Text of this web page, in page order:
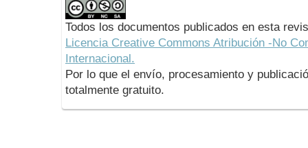
Todos los documentos publicados en esta
Licencia Creative Commons Atribución -No
Internacional.
Por lo que el envío, procesamiento y
totalmente gratuito.